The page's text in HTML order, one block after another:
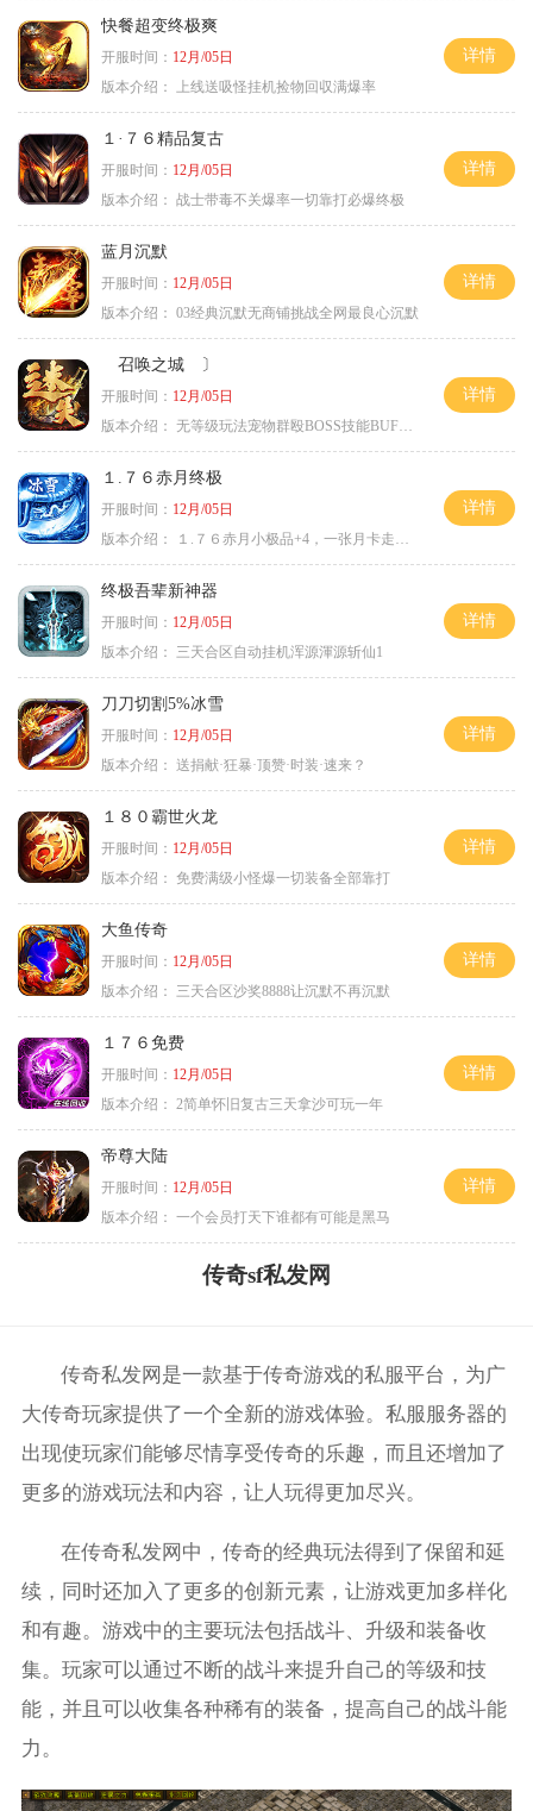
快餐超变终极爽
开服时间： 12月/05日
版本介绍：
上线送吸怪挂机捡物回収满爆率
详情
１·７６精品复古
开服时间： 12月/05日
版本介绍： 战士带毒不关爆率一切靠打必爆终极
详情
蓝月沉默
开服时间： 12月/05日
版本介绍： 03经典沉默无商铺挑战全网最良心沉默
详情
召唤之城 〕
开服时间： 12月/05日
版本介绍： 无等级玩法宠物群殴BOSS技能BUFF铭文B
详情
１.７６赤月终极
开服时间： 12月/05日
版本介绍：
１.７６赤月小极品+4，一张月卡走天涯b
详情
终极吾辈新神器
开服时间： 12月/05日
版本介绍：
三天合区自动挂机浑源渾源斩仙1
详情
刀刀切割5%冰雪
开服时间： 12月/05日
版本介绍： 送捐献·狂暴·顶赞·时装·速来？
详情
１８０霸世火龙
开服时间： 12月/05日
版本介绍： 免费满级小怪爆一切装备全部靠打
详情
大鱼传奇
开服时间： 12月/05日
版本介绍：
三天合区沙奖8888让沉默不再沉默
详情
１７６免费
开服时间： 12月/05日
版本介绍：
2简单怀旧复古三天拿沙可玩一年
详情
帝尊大陆
开服时间： 12月/05日
版本介绍： 一个会员打天下谁都有可能是黑马
详情
传奇sf私发网
传奇私发网是一款基于传奇游戏的私服平台，为广
大传奇玩家提供了一个全新的游戏体验。私服服务器的
出现使玩家们能够尽情享受传奇的乐趣，而且还增加了
更多的游戏玩法和内容，让人玩得更加尽兴。
在传奇私发网中，传奇的经典玩法得到了保留和延
续，同时还加入了更多的创新元素，让游戏更加多样化
和有趣。游戏中的主要玩法包括战斗、升级和装备收
集。玩家可以通过不断的战斗来提升自己的等级和技
能，并且可以收集各种稀有的装备，提高自己的战斗能
力。